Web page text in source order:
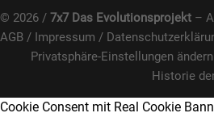
© 2026 / 7x7 Das Evolutionsprojekt –
AGB / Impressum /
Privatsphäre-Einstellungen ändern
Historie
Cookie Consent mit Real Cookie